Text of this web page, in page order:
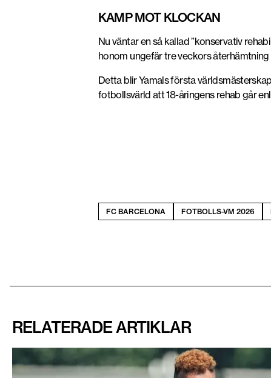
KAMP MOT KLOCKAN
Nu väntar en så kallad ”konservativ
honom ungefär tre veckors
Detta blir Yamals första
fotbollsvärld att 18-åringens rehab går
FC BARCELONA FOTBOLLS-VM 2026
RELATERADE ARTIKLAR